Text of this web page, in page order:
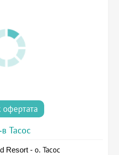
офертата
Тасос
Resort - о. Тасос